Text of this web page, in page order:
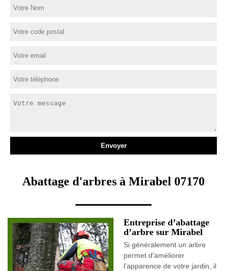
Abattage d'arbres à Mirabel 07170
Entreprise d’abattage
d’arbre sur Mirabel
Si généralement un arbre
permet d'améliorer
l’apparence de votre jardin, il